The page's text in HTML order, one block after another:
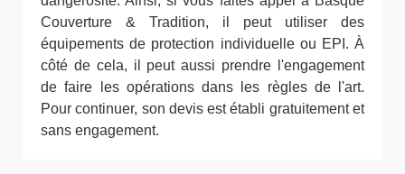
Couverture & Tradition, il peut utiliser des
équipements de protection individuelle ou EPI. À
côté de cela, il peut aussi prendre l'engagement
de faire les opérations dans les règles de l'art.
Pour continuer, son devis est établi gratuitement et
sans engagement.